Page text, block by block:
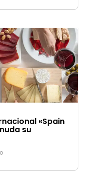
«Spain
su